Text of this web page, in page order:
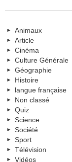
Animaux
Article
Cinéma
Culture Générale
Géographie
Histoire
langue française
Non classé
Quiz
Science
Société
Sport
Télévision
Vidéos